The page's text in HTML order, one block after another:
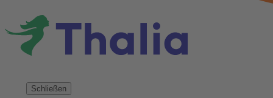
Schließen